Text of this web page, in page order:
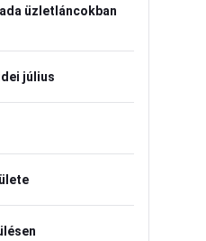
üzletláncokban
július